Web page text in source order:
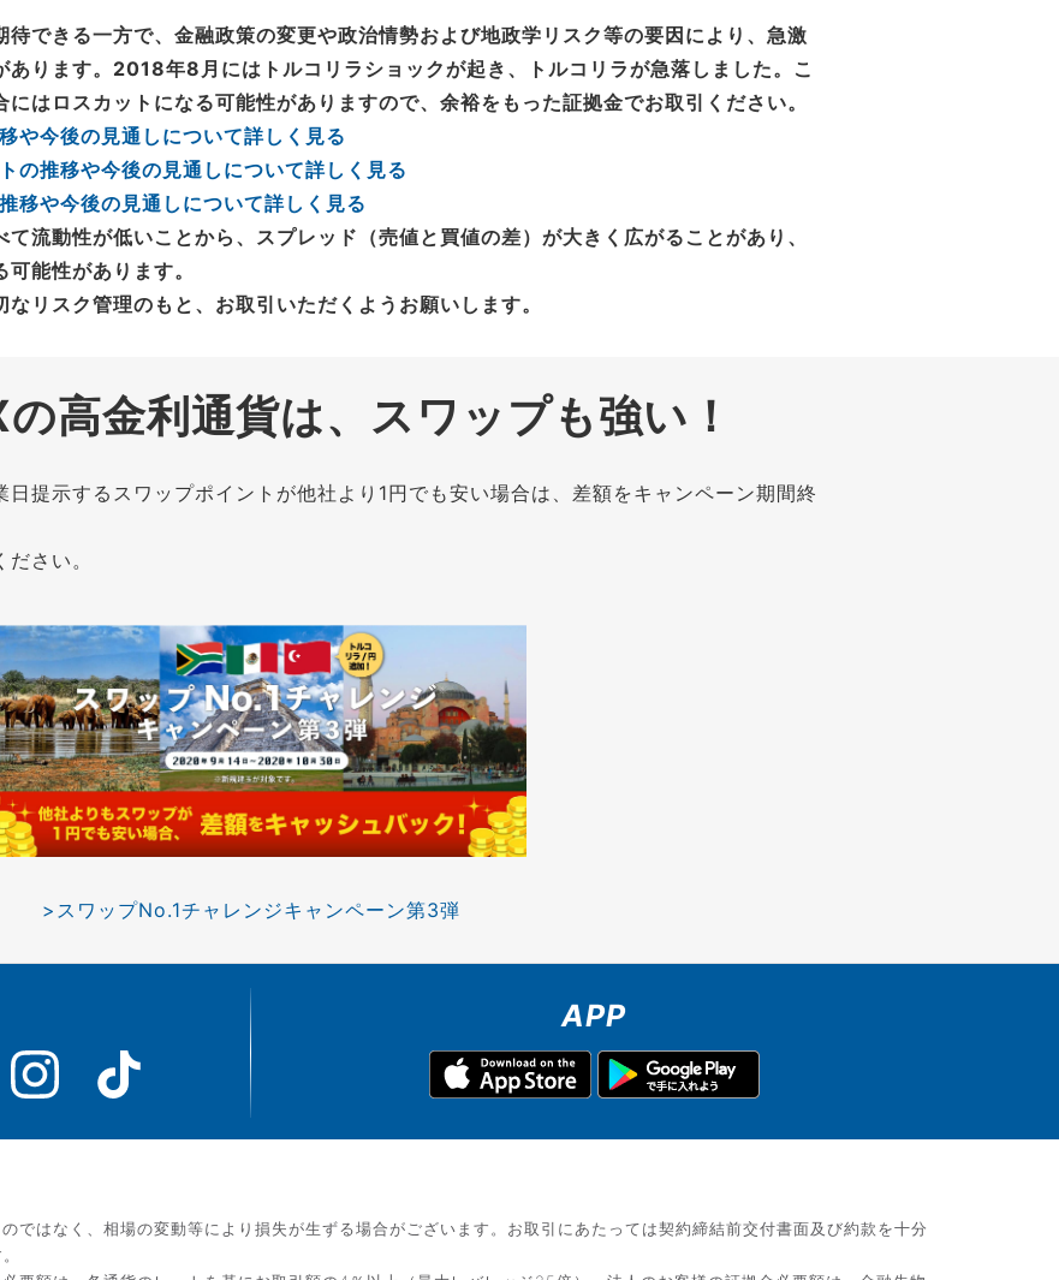
待できる一方で、金融政策の変更や政治情勢および地政学リスク等の要因により、急激
あります。2018年8月にはトルコリラショックが起き、トルコリラが急落しました。こ
はロスカットになる可能性がありますので、余裕をもった証拠金でお取引ください。
や今後の見通しについて詳しく見る
の推移や今後の見通しについて詳しく見る
移や今後の見通しについて詳しく見る
て流動性が低いことから、スプレッド（売値と買値の差）が大きく広がることがあり、
能性があります。
リスク管理のもと、お取引いただくようお願いします。
高金利通貨は、スワップも強い！
提示するスワップポイントが他社より1円でも安い場合は、差額をキャンペーン期間終
さい。
>スワップNo.1チャレンジキャンペーン第3弾
APP
ではなく、相場の変動等により損失が生ずる場合がございます。お取引にあたっては契約締結前交付書面及び約款を十分